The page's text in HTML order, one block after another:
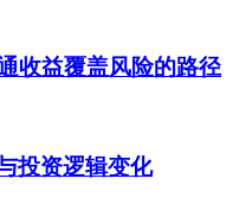
收益覆盖风险的路径
投资逻辑变化